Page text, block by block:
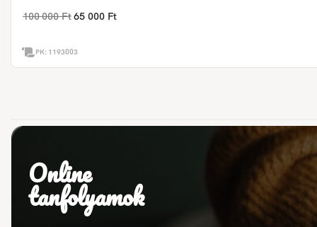
100 000 Ft 65 000 Ft
PK: 1193003
Online
tanfolyamok